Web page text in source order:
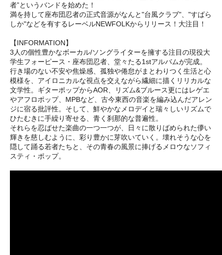
者”というバンドを始めた！
満を持して座布団忍者の正式音源がなんと"台風クラブ"、"すばら
しか"などを有するレーベルNEWFOLKからリリース！大注目！
【INFORMATION】
3人の個性豊かなボーカル/ソングライターを擁する注目の現役大
学生フォーピース・座布団忍者、堂々たる1stアルバムが完成。
行き場のない不安や焦燥感、孤独や倦怠がまとわりつく生活と心
模様を、アイロニカルな視点を交えながら繊細に描くリリカルな
文学性。ギターポップからAOR、リズム&ブルース更にはレゲエ
やアフロポップ、MPBなど、古今東西の音楽を編み込んだアレン
ジに宿る批評性。そして、鮮やかなメロデイと瑞々しいリズムで
ひたむきに手繰り寄せる、青く刹那的な普遍性。
それらを忍ばせた楽曲の一つ一つが、日々に散りばめられた儚い
輝きを慈しむように、彩り豊かに芽吹いていく。壊れそうな心を
隠して踊る若者たちと、その青春の風景に捧げるメロウなソフィ
スティ・ポップ。